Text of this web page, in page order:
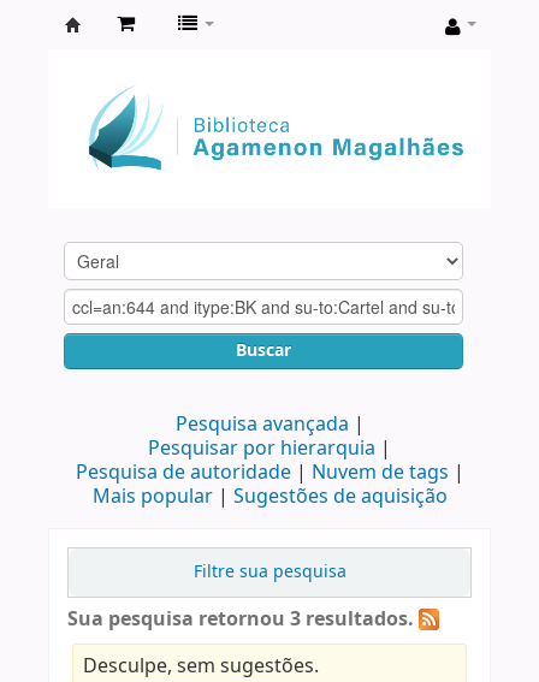
Agamenon
Magalhães
Buscar
Pesquisa avançada
Pesquisar por hierarquia
Pesquisa de autoridade
Nuvem de tags
Mais popular
Sugestões de aquisição
Filtre sua pesquisa
Sua pesquisa retornou 3 resultados.
Desculpe, sem sugestões.